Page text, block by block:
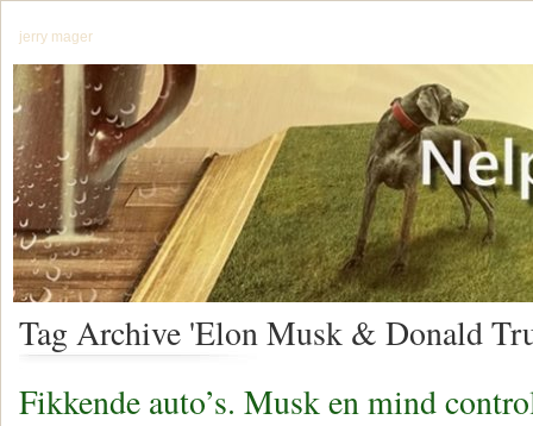
jerry mager
Tag Archive 'Elon Musk & Donald
Fikkende auto’s. Musk en mind